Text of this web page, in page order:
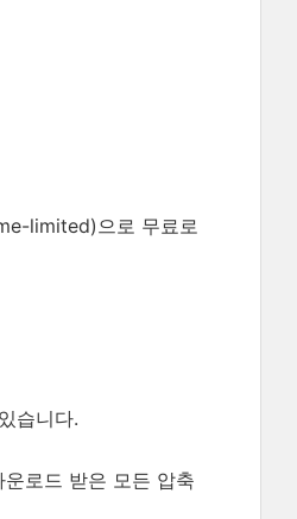
limited)으로 무료로
습니다.
로드 받은 모든 압축